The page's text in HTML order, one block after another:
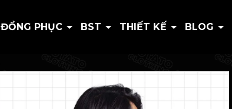
ĐỒNG PHỤC BST THIẾT KẾ BLOG